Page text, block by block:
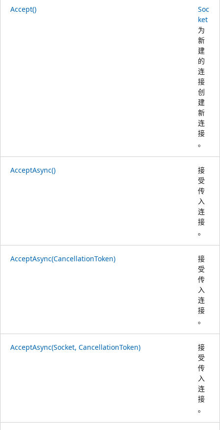
Accept()
Soc
ket
为
新
建
的
连
接
创
建
新
连
接
。
AcceptAsync()
接
受
传
入
连
接
。
AcceptAsync(CancellationToken)
接
受
传
入
连
接
。
AcceptAsync(Socket, CancellationToken)
接
受
传
入
连
接
。